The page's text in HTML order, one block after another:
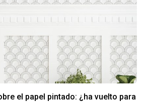
el papel pintado: ¿ha vuelto para